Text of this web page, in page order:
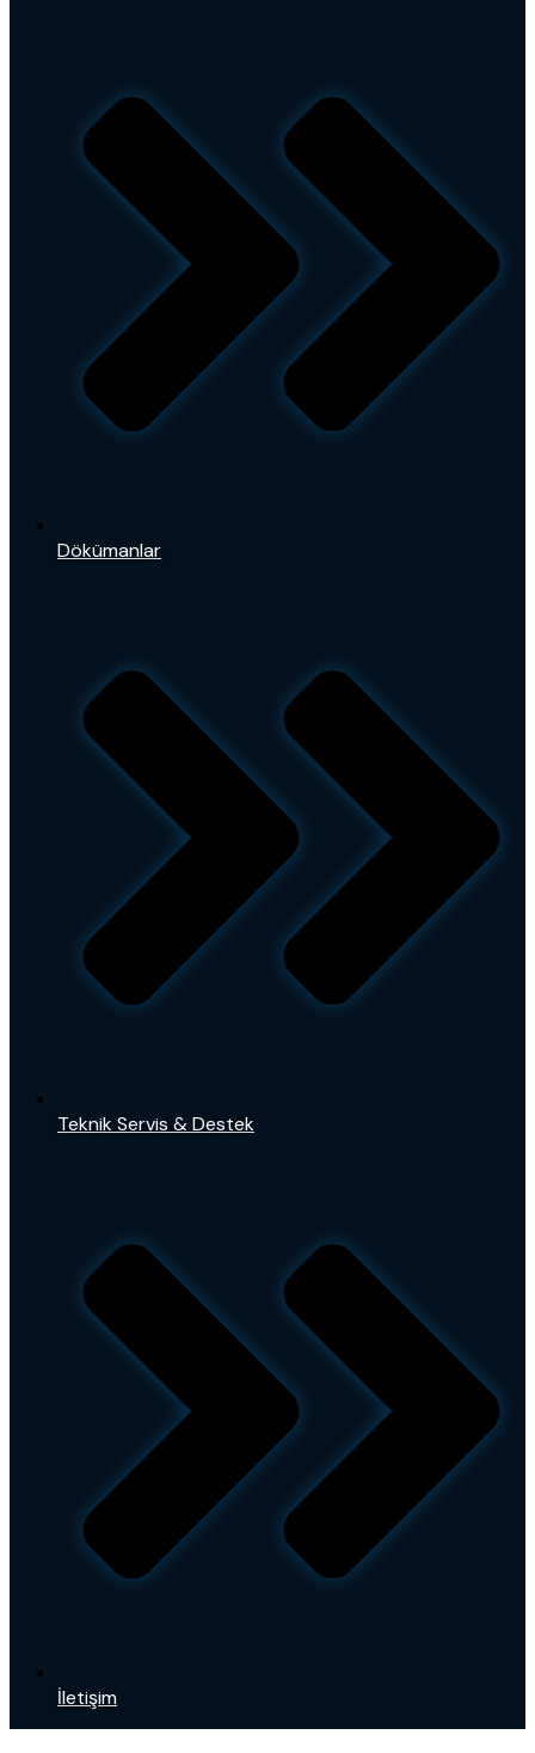
Dökümanlar
Teknik Servis & Destek
İletişim